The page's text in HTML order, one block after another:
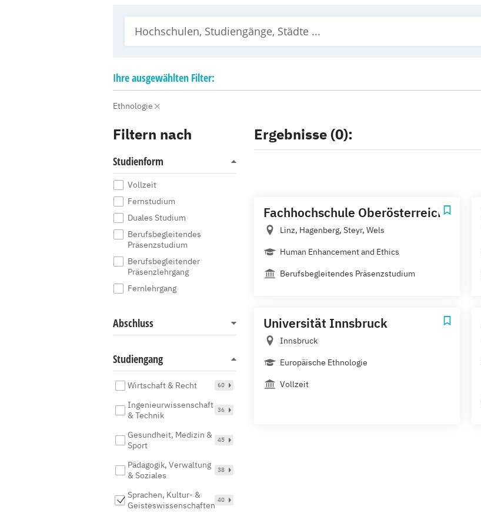
Ihreausgewählten Filter:
Ethnologie
Filtern nach
Studienform
Vollzeit
Fernstudium
Duales Studium
Berufsbegleitendes
Präsenzstudium
Berufsbegleitender
Präsenzlehrgang
Fernlehrgang
Abschluss
Studiengang
Wirtschaft & Recht 60
Ingenieurwissenschaft
& Technik
36
Gesundheit, Medizin &
Sport
45
Pädagogik, Verwaltung
& Soziales
38
Sprachen, Kultur- &
Geisteswissenschaften
40
Ergebnisse (0):
Fachhochschule Oberösterreich
Linz, Hagenberg, Steyr, Wels
Human Enhancement and Ethics
Berufsbegleitendes Präsenzstudium
Universität Innsbruck
Innsbruck
Europäische Ethnologie
Vollzeit